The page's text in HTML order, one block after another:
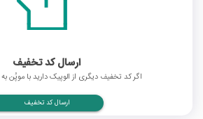
ارسال کد تخفیف
اگر کد تخفیف دیگری از الوپیک دارید با موپُن
ارسال کد تخفیف